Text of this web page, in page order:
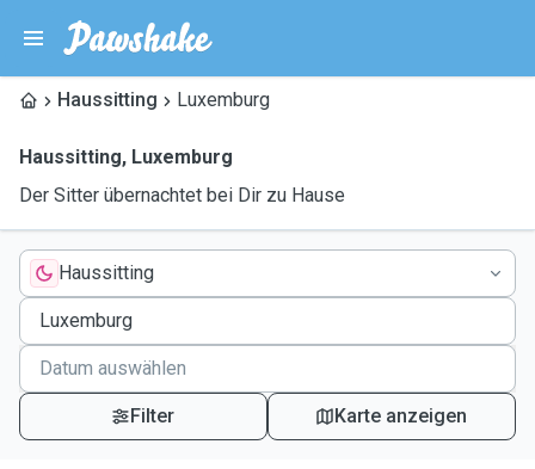
Haussitting Luxemburg
Haussitting, Luxemburg
Der Sitter übernachtet bei Dir zu Hause
Haussitting
Filter Karte anzeigen